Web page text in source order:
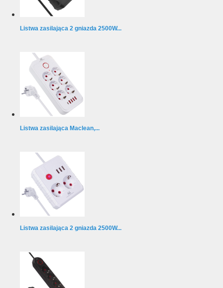
Listwa zasilająca 2 gniazda 2500W...
Listwa zasilająca Maclean,...
Listwa zasilająca 2 gniazda 2500W...